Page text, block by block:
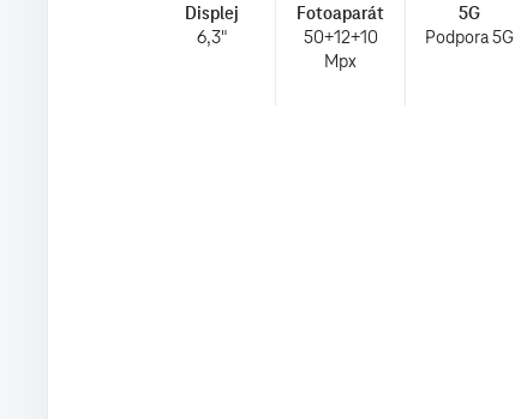
Displej
6,3"
Fotoaparát
50+12+10
Mpx
5G
Podpora 5G